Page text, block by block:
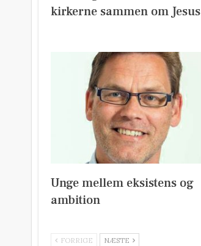
kirkerne sammen om Jesus
Unge mellem eksistens og
ambition
FORRIGE NÆSTE